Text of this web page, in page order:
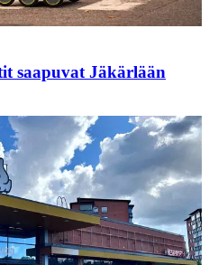
saapuvat Jäkärlään